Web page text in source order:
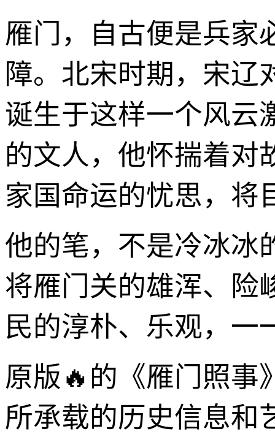
雁门，自古便是兵家
障。北宋时期，宋辽
诞生于这样一个风云
的文人，他怀揣着对
家国命运的忧思，将
他的笔，不是冷冰冰
将雁门关的雄浑、险
民的淳朴、乐观，一
原版🔥的《雁门照事
所承载的历史信息和